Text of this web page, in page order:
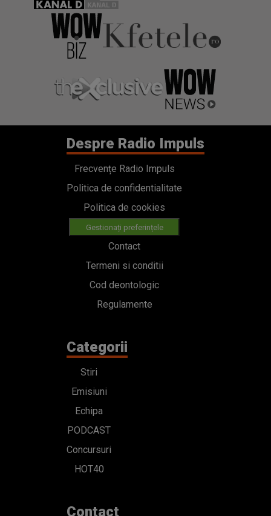
Despre Radio Impuls
Frecvențe Radio Impuls
Politica de confidentialitate
Politica de cookies
Gestionați preferințele
Contact
Termeni si conditii
Cod deontologic
Regulamente
Categorii
Stiri
Emisiuni
Echipa
PODCAST
Concursuri
HOT40
Contact